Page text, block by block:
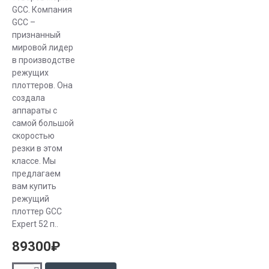
чтобы точно
разрезать
пленочное
покрытие и
не
травмировать
подложку. На
следующем
происходит
запуск
процесса
резки. После
этого остатки
пленки
удаляются, а
полученное
изображение
GCC. Компания
GCC –
признанный
мировой лидер
в производстве
режущих
плоттеров. Она
создала
аппараты с
самой большой
скоростью
резки в этом
классе. Мы
предлагаем
вам купить
режущий
плоттер GCC
Expert 52 п..
89300₽